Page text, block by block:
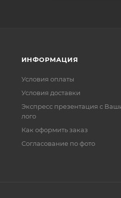
ИНФОРМАЦИЯ
Условия оплаты
Условия доставки
Экспресс презентация с
лого
Как оформить заказ
Согласование по фото